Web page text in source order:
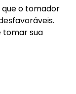
o tomador
tomar sua